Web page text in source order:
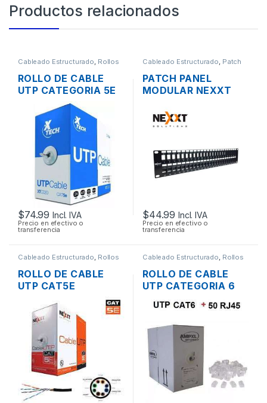
Productos relacionados
Cableado Estructurado, Rollos
ROLLO DE CABLE
UTP CATEGORIA 5E
XTECH XTC-220 305
MTS.
$74.99 Incl. IVA
Precio en efectivo o
transferencia
Cableado Estructurado, Patch
PATCH PANEL
MODULAR NEXXT
DE 48 PUERTOS
RACK DE 19″
$44.99 Incl. IVA
Precio en efectivo o
transferencia
Cableado Estructurado Rollos
ROLLO DE CABLE
UTP CAT5E
NEXXT 305M CMX
Cableado Estructurado Rollos
ROLLO DE CABLE
UTP CATEGORIA 6
DE 305 MTS. + 50
CONECTORES